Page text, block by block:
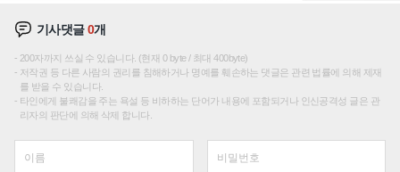
기사댓글0개
200자까지 쓰실 수 있습니다. (현재 0 byte / 최대 400byte)
저작권 등 다른 사람의 권리를 침해하거나 명예를 훼손하는 댓글은 관련 법률에 의해 제재
를 받을 수 있습니다.
타인에게 불쾌감을 주는 욕설 등 비하하는 단어가 내용에 포함되거나 인신공격성 글은 관
리자의 판단에 의해 삭제 합니다.